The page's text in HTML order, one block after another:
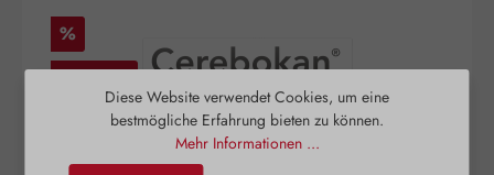
Rabatt
%
AKTION
Diese Website verwendet Cookies, um eine
bestmögliche Erfahrung bieten zu können.
Mehr Informationen ...